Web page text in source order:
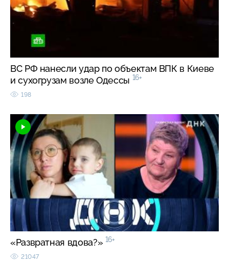
ВС РФ нанесли удар по объектам ВПК в Киеве
и сухогрузам возле Одессы 16+
198
«Развратная вдова?» 16+
21047